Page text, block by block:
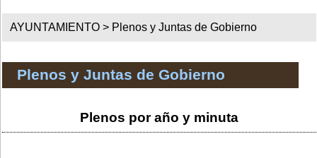
AYUNTAMIENTO > Plenos y Juntas de Gobierno
Plenos y Juntas de Gobierno
Plenos por año y minuta